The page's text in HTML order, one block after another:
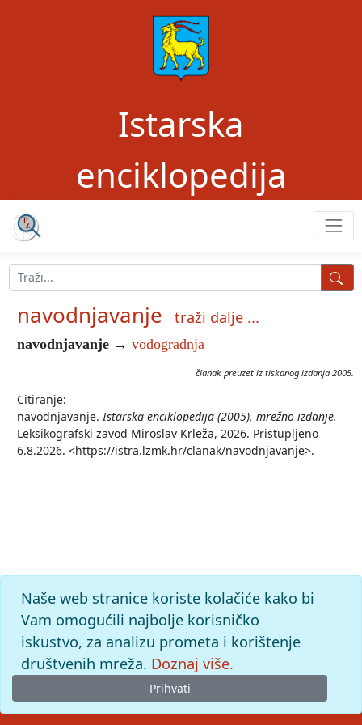
Istarska
enciklopedija
navodnjavanje traži dalje ...
navodnjavanje → vodogradnja
članak preuzet iz tiskanog izdanja 2005.
Citiranje:
navodnjavanje. Istarska enciklopedija (2005), mrežno izdanje.
Leksikografski zavod Miroslav Krleža, 2026. Pristupljeno
6.8.2026. <https://istra.lzmk.hr/clanak/navodnjavanje>.
Naše web stranice koriste kolačiće kako bi
Vam omogućili najbolje korisničko
iskustvo, za analizu prometa i korištenje
društvenih mreža. Doznaj više.
Prihvati
© 2026Leksikografski zavodMiroslav Krleža